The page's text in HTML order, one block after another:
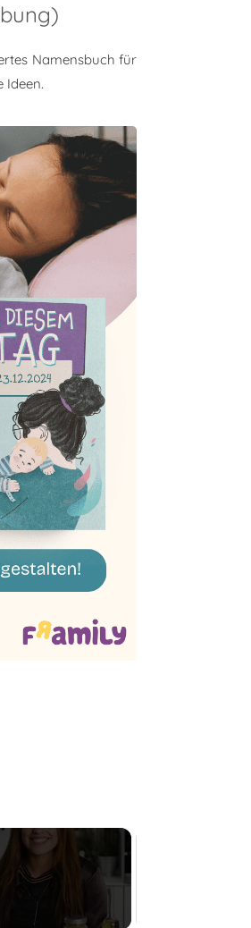
Namensbuch für
Ideen.